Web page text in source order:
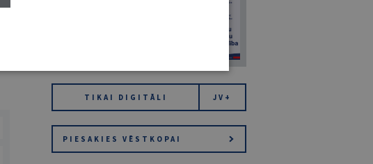
TIKAI DIGITĀLI JV+
PIESAKIES VĒSTKOPAI